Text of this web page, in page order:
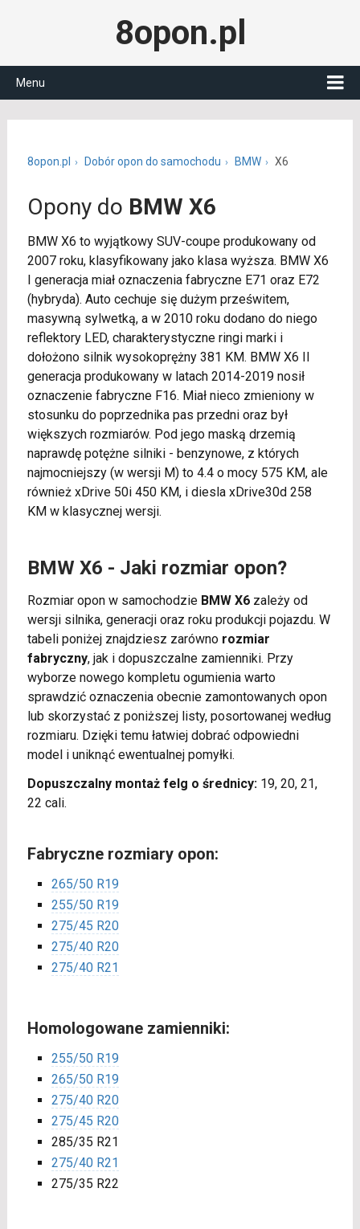
8opon.pl
Menu
8opon.pl Dobór opon do samochodu BMW X6
Opony do BMW X6
BMW X6 to wyjątkowy SUV-coupe produkowany od
2007 roku, klasyfikowany jako klasa wyższa. BMW X6
I generacja miał oznaczenia fabryczne E71 oraz E72
(hybryda). Auto cechuje się dużym prześwitem,
masywną sylwetką, a w 2010 roku dodano do niego
reflektory LED, charakterystyczne ringi marki i
dołożono silnik wysokoprężny 381 KM. BMW X6 II
generacja produkowany w latach 2014-2019 nosił
oznaczenie fabryczne F16. Miał nieco zmieniony w
stosunku do poprzednika pas przedni oraz był
większych rozmiarów. Pod jego maską drzemią
naprawdę potężne silniki - benzynowe, z których
najmocniejszy (w wersji M) to 4.4 o mocy 575 KM, ale
również xDrive 50i 450 KM, i diesla xDrive30d 258
KM w klasycznej wersji.
BMW X6 - Jaki rozmiar opon?
Rozmiar opon w samochodzie BMW X6zależy od
wersji silnika, generacji oraz roku produkcji pojazdu. W
tabeli poniżej znajdziesz zarówno rozmiar
fabryczny, jak i dopuszczalne zamienniki. Przy
wyborze nowego kompletu ogumienia warto
sprawdzić oznaczenia obecnie zamontowanych opon
lub skorzystać z poniższej listy, posortowanej według
rozmiaru. Dzięki temu łatwiej dobrać odpowiedni
model i uniknąć ewentualnej pomyłki.
Dopuszczalny montaż felg o średnicy:19, 20, 21,
22 cali.
Fabryczne rozmiary opon:
265/50 R19
255/50 R19
275/45 R20
275/40 R20
275/40 R21
Homologowane zamienniki:
255/50 R19
265/50 R19
275/40 R20
275/45 R20
285/35 R21
275/40 R21
275/35 R22